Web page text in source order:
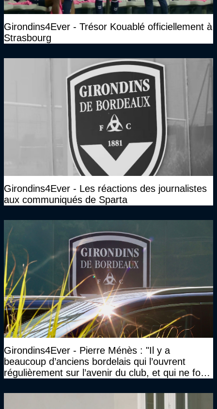
Girondins4Ever - Trésor Kouablé officiellement à
Strasbourg
Girondins4Ever - Les réactions des journalistes
aux communiqués de Sparta
Girondins4Ever - Pierre Ménès : "Il y a
beaucoup d’anciens bordelais qui l’ouvrent
régulièrement sur l’avenir du club, et qui ne font